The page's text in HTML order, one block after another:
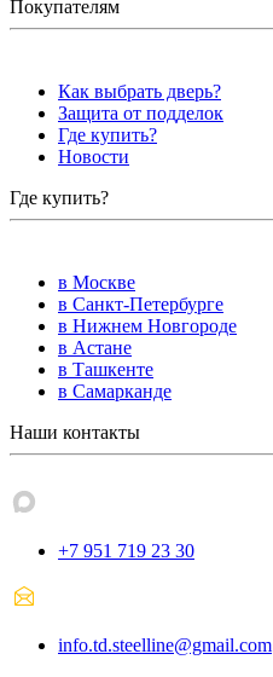
Покупателям
Как выбрать дверь?
Защита от подделок
Где купить?
Новости
Где купить?
в Москве
в Санкт-Петербурге
в Нижнем Новгороде
в Астане
в Ташкенте
в Самарканде
Наши контакты
+7 951 719 23 30
info.td.steelline@gmail.com